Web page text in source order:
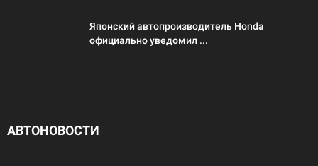
Японский автопроизводитель Honda
официально уведомил ...
АВТОНОВОСТИ